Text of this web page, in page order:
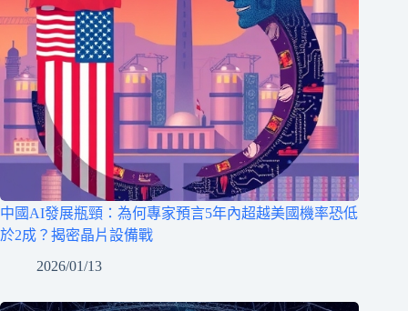
中國AI發展瓶頸：為何專家預言5年內超越美國機率恐低
於2成？揭密晶片設備戰
2026/01/13